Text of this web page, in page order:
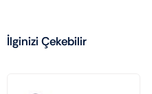
İlginizi Çekebilir